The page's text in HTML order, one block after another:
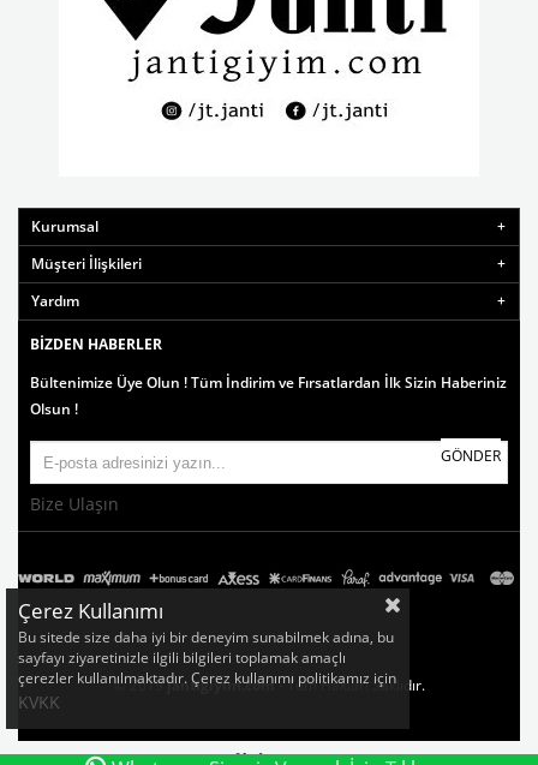
Kurumsal
Müşteri İlişkileri
Yardım
BIZDEN HABERLER
Bültenimize Üye Olun ! Tüm İndirim ve Fırsatlardan İlk Sizin Haberiniz
Olsun !
GÖNDER
Bize Ulaşın
© 2019jantigiyim.com- Tüm Hakları Saklıdır.
Çerez Kullanımı
Bu sitede size daha iyi bir deneyim sunabilmek adına, bu
sayfayı ziyaretinizle ilgili bilgileri toplamak amaçlı
çerezler kullanılmaktadır. Çerez kullanımı politikamız için
KVKK